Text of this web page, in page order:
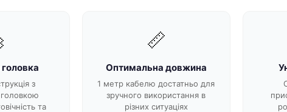
з
та
📏
Оптимальна довжина
1 метр кабелю достатньо для
зручного використання в
різних ситуаціях